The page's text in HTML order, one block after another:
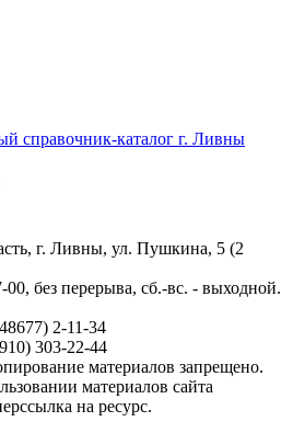
справочник-каталог г. Ливны
г. Ливны, ул. Пушкина, 5 (2
без перерыва, сб.-вс. - выходной.
2-11-34
303-22-44
материалов запрещено.
материалов сайта
на ресурс.